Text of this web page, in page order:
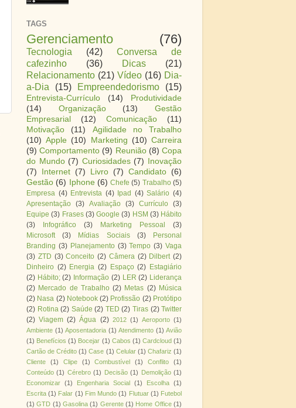
TAGS
Gerenciamento (76)
Tecnologia (42)
Conversa de
cafezinho
(36) Dicas
(21)
Relacionamento (21) Vídeo (16) Dia-
a-Dia
(15) Empreendedorismo (15)
Entrevista-Currículo (14)
Produtividade
(14)
Organização (13)
Gestão
Empresarial
(12) Comunicação
(11)
Motivação
(11)
Agilidade no Trabalho
(10) Apple (10) Marketing (10) Carreira
(9) Comportamento (9) Reunião (8) Copa
do Mundo (7) Curiosidades (7)
Inovação
(7)
Internet (7) Livro (7) Candidato (6)
Gestão (6) Iphone (6) Chefe (5) Trabalho (5)
Empresa (4) Entrevista (4) Ipad (4) Salário (4)
Apresentação (3) Avaliação (3) Currículo (3)
Equipe (3) Frases (3) Google (3) HSM (3) Hábito
(3)
Infográfico (3) Marketing Pessoal
(3)
Microsoft
(3) Mídias Sociais (3)
Personal
Branding (3) Planejamento (3) Tempo (3) Vaga
(3) ZTD (3) Conceito (2) Câmera (2) Dilbert (2)
Dinheiro (2) Energia (2) Espaço (2) Estagiário
(2) Hábito; (2) Informação (2) LER (2) Liderança
(2) Mercado de Trabalho (2) Metas (2) Música
(2) Nasa (2) Notebook (2) Profissão (2) Protótipo
(2) Rotina (2) Saúde (2) TED (2) Tiras (2) Twitter
(2) Viagem (2) Água (2) 2012 (1) Aeroporto (1)
Ambiente (1) Aposentadoria (1) Atendimento (1) Avião
(1) Benefícios (1) Bocejar (1) Cabos (1) Cardcloud (1)
Cartão de Crédito (1) Case (1) Celular (1) Chafariz (1)
Cliente
(1) Clipe (1) Combustível (1) Conflito
(1)
Conteúdo (1) Cérebro (1) Decisão (1) Demolição (1)
Economizar (1) Engenharia Social (1) Escolha (1)
Escrita (1) Falar (1) Fim Mundo (1) Flutuar (1) Futebol
(1) GTD (1) Gasolina (1) Gerente (1) Home Office (1)